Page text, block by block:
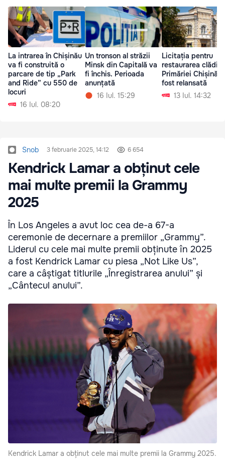
La intrarea în Chișinău
va fi construită o
parcare de tip „Park
and Ride” cu 550 de
locuri
16 Iul. 08:20
Un tronson al străzii
Minsk din Capitală va
fi închis. Perioada
anunțată
16 Iul. 15:29
Licitația pentru
restaurarea clădirii
Primăriei Chișinău
fost relansată
13 Iul. 14:32
Snob 3 februarie 2025, 14:12 6 654
Kendrick Lamar a obținut cele
mai multe premii la Grammy
2025
În Los Angeles a avut loc cea de-a 67-a
ceremonie de decernare a premiilor „Grammy”.
Liderul cu cele mai multe premii obținute în 2025
a fost Kendrick Lamar cu piesa „Not Like Us”,
care a câștigat titlurile „Înregistrarea anului” și
„Cântecul anului”.
Kendrick Lamar a obținut cele mai multe premii la Grammy 2025.